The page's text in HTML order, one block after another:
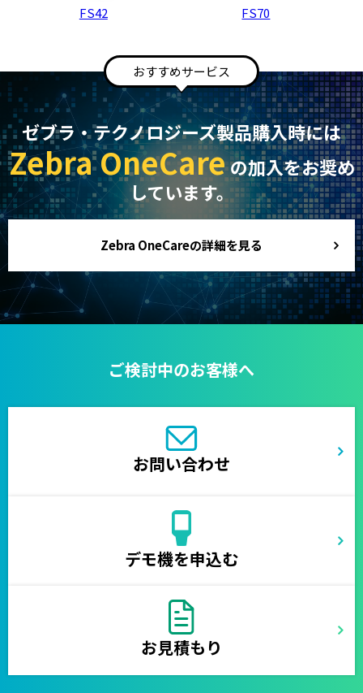
FS42 FS70
おすすめサービス
ゼブラ・テクノロジーズ製品購入時には
Zebra OneCareの加入をお奨め
しています。
Zebra OneCareの詳細を見る
ご検討中のお客様へ
お問い合わせ
デモ機を申込む
お見積もり